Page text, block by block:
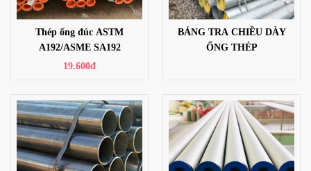
Thép ống đúc ASTM
A192/ASME SA192
19.600đ
BẢNG TRA CHIỀU DÀY
ỐNG THÉP